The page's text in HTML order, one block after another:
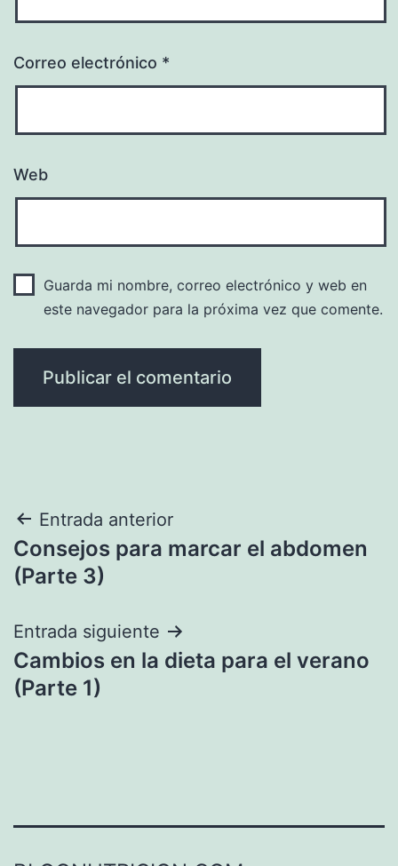
Correo electrónico *
Web
Guarda mi nombre, correo electrónico y web en
este navegador para la próxima vez que comente.
Navegación
de
Entrada anterior
Consejos para marcar el abdomen
(Parte 3)
Entrada siguiente
Cambios en la dieta para el verano
(Parte 1)